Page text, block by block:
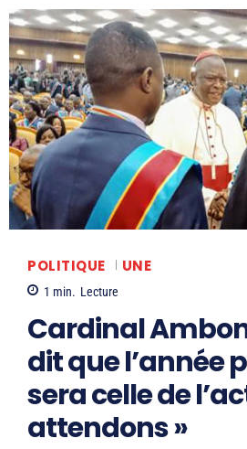
POLITIQUE UNE
1 min. Lecture
Cardinal
dit que l’année
sera celle de
attendons »